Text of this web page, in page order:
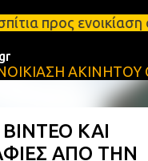
στο κύριο
στη Σπάρτη
ΑΚΙΝΗΤΟΥ
ΚΑΙ
ΑΠΟ ΤΗΝ